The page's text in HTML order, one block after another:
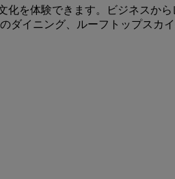
を体験できます。ビジネスか
ダイニング、ルーフトップスカ